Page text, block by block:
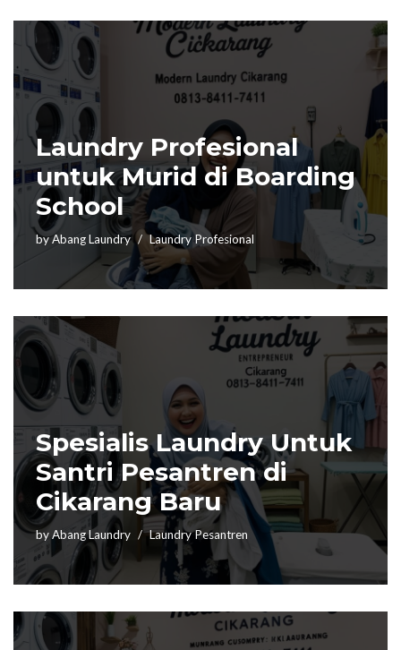
Laundry Profesional
untuk Murid di Boarding
School
byAbang Laundry Laundry Profesional
Spesialis Laundry Untuk
Santri Pesantren di
Cikarang Baru
byAbang Laundry Laundry Pesantren